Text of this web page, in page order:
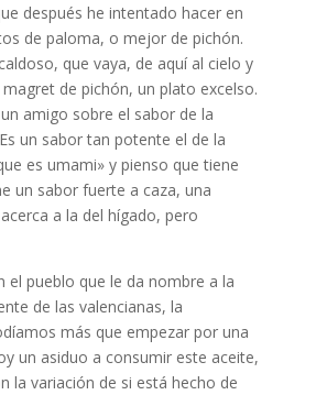
después he intentado hacer en
de paloma, o mejor de pichón.
que vaya, de aquí al cielo y
de pichón, un plato excelso.
amigo sobre el sabor de la
un sabor tan potente el de la
es umami» y pienso que tiene
un sabor fuerte a caza, una
a la del hígado, pero
el pueblo que le da nombre a la
de las valencianas, la
más que empezar por una
un asiduo a consumir este aceite,
la variación de si está hecho de